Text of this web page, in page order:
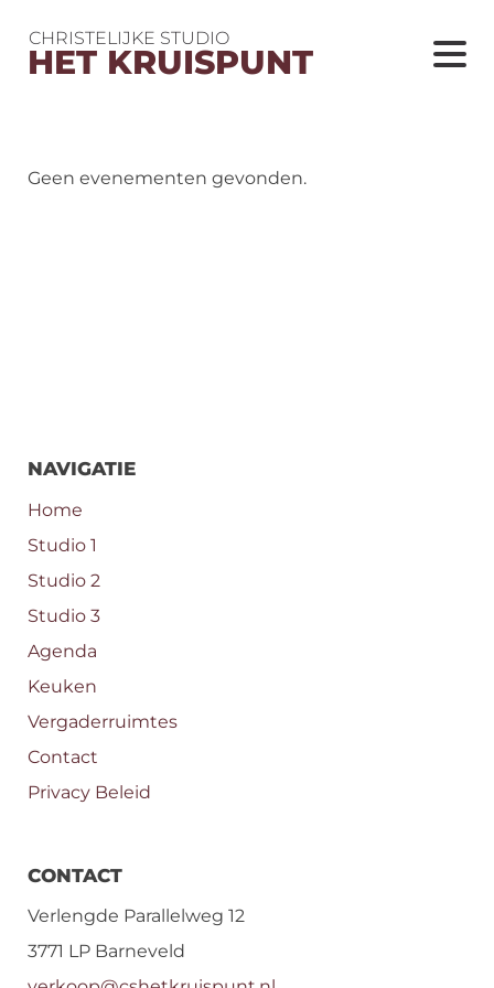
CHRISTELIJKE STUDIO
HET KRUISPUNT
Geen evenementen gevonden.
NAVIGATIE
Home
Studio 1
Studio 2
Studio 3
Agenda
Keuken
Vergaderruimtes
Contact
Privacy Beleid
CONTACT
Verlengde Parallelweg 12
3771 LP Barneveld